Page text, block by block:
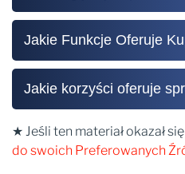
Jakie Funkcje Oferuje
Jakie korzyści oferuje
★ Jeśli ten materiał okazał
do swoich Preferowanych